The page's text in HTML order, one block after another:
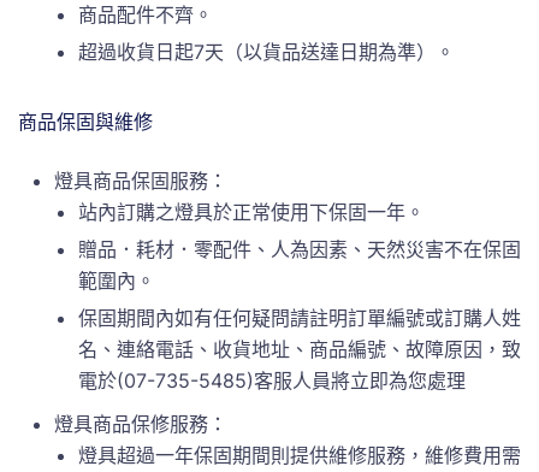
商品配件不齊。
超過收貨日起7天（以貨品送達日期為準）。
商品保固與維修
燈具商品保固服務：
站內訂購之燈具於正常使用下保固一年。
贈品．耗材．零配件、人為因素、天然災害不在保固
範圍內。
保固期間內如有任何疑問請註明訂單編號或訂購人姓
名、連絡電話、收貨地址、商品編號、故障原因，致
電於(07-735-5485)客服人員將立即為您處理
燈具商品保修服務：
燈具超過一年保固期間則提供維修服務，維修費用需